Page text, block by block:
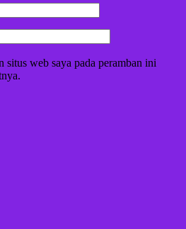
situs web saya pada peramban ini